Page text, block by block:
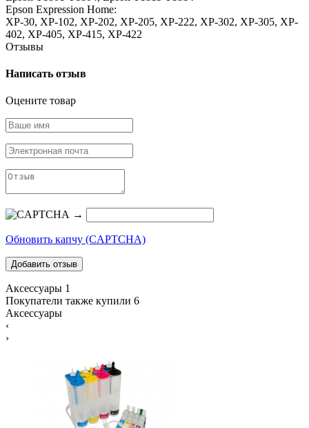
Epson Expression Home:
XP-30, XP-102, XP-202, XP-205, XP-222, XP-302, XP-305, XP-
402, XP-405, XP-415, XP-422
Отзывы
Написать отзыв
Оцените товар
→
Обновить капчу (CAPTCHA)
Аксессуары 1
Покупатели также купили 6
Аксессуары
‹
›